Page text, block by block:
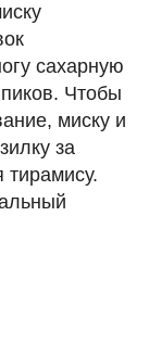
сахарную
Чтобы
миску и
за
тирамису.